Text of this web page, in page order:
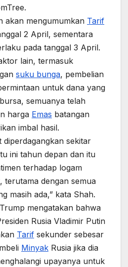
akan mengumumkan Tarif
2 April, sementara
pada tanggal 3 April.
lain, termasuk
suku bunga, pembelian
untuk dana yang
semuanya telah
harga Emas batangan
imbal hasil.
diperdagangkan sekitar
ini tahun depan dan itu
terhadap logam
terutama dengan semua
masih ada,” kata Shah.
mengatakan bahwa
Rusia Vladimir Putin
Tarif sekunder sebesar
Minyak Rusia jika dia
upayanya untuk